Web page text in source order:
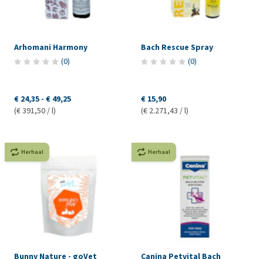
Arhomani Harmony
(0)
€ 24,35 - € 49,25
(€ 391,50 / l)
Bach Rescue Spray
(0)
€ 15,90
(€ 2.271,43 / l)
Herhaal
Bunny Nature - goVet
Herhaal
Canina Petvital Bach